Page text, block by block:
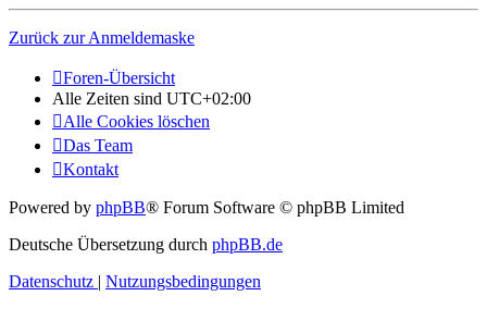
Zurück zur Anmeldemaske
Foren-Übersicht
Alle Zeiten sind UTC+02:00
Alle Cookies löschen
Das Team
Kontakt
Powered by phpBB® Forum Software © phpBB Limited
Deutsche Übersetzung durch phpBB.de
Datenschutz | Nutzungsbedingungen